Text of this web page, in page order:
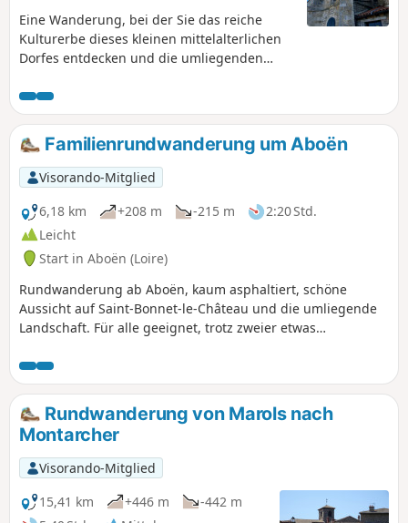
Eine Wanderung, bei der Sie das reiche
Kulturerbe dieses kleinen mittelalterlichen
Dorfes entdecken und die umliegenden
Familienrundwanderung um Aboën
Visorando-Mitglied
6,18 km
+208 m -215 m
2:20 Std.
Leicht
Start in Aboën (Loire)
Rundwanderung ab Aboën, kaum asphaltiert, schöne
Aussicht auf Saint-Bonnet-le-Château und die umliegende
Landschaft. Für alle geeignet, trotz zweier etwas
Tempo bewältigen sollte.
Rundwanderung von Marols nach
Montarcher
Visorando-Mitglied
15,41 km
+446 m
-442 m